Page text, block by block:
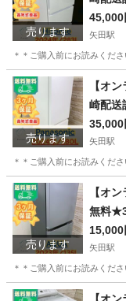
売ります
ンス
45,000
矢田駅
＊＊ご購入前にお読みくだ
大阪 大阪市 矢田駅
売ります
【オ
崎配
ニッ
35,000
矢田駅
＊＊ご購入前にお読みくだ
大阪 大阪市 矢田駅
売ります
【オ
無料
023年
15,000
矢田駅
＊＊ご購入前にお読みくだ
大阪 大阪市 矢田駅